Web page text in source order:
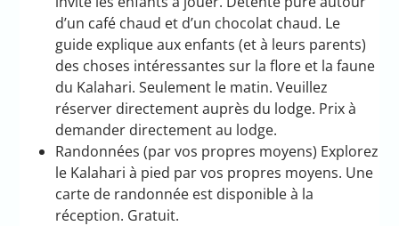
d’un café chaud et d’un chocolat chaud. Le
guide explique aux enfants (et à leurs parents)
des choses intéressantes sur la flore et la faune
du Kalahari. Seulement le matin. Veuillez
réserver directement auprès du lodge. Prix à
demander directement au lodge.
Randonnées (par vos propres moyens) Explorez
le Kalahari à pied par vos propres moyens. Une
carte de randonnée est disponible à la
réception. Gratuit.